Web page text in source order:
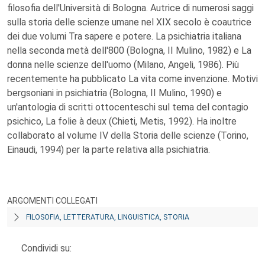
filosofia dell'Università di Bologna. Autrice di numerosi saggi
sulla storia delle scienze umane nel XIX secolo è coautrice
dei due volumi Tra sapere e potere. La psichiatria italiana
nella seconda metà dell'800 (Bologna, II Mulino, 1982) e La
donna nelle scienze dell'uomo (Milano, Angeli, 1986). Più
recentemente ha pubblicato La vita come invenzione. Motivi
bergsoniani in psichiatria (Bologna, II Mulino, 1990) e
un'antologia di scritti ottocenteschi sul tema del contagio
psichico, La folie à deux (Chieti, Metis, 1992). Ha inoltre
collaborato al volume IV della Storia delle scienze (Torino,
Einaudi, 1994) per la parte relativa alla psichiatria.
ARGOMENTI COLLEGATI
FILOSOFIA, LETTERATURA, LINGUISTICA, STORIA
Condividi su: